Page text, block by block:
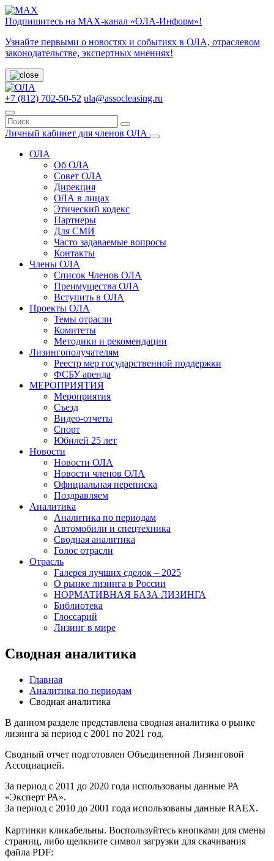
Подпишитесь на МАХ-канал «ОЛА-Информ»!
Узнайте первыми о новостях и событиях в ОЛА, отраслевом
законодательстве, экспертных мнениях!
+7 (812) 702-50-52 ula@assocleasing.ru
Личный кабинет для членов ОЛА
ОЛА
Об ОЛА
Совет ОЛА
Дирекция
ОЛА в лицах
Этический кодекс
Партнеры
Для СМИ
Часто задаваемые вопросы
Контакты
Члены ОЛА
Список Членов ОЛА
Преимущества ОЛА
Вступить в ОЛА
Проекты ОЛА
Темы отрасли
Комитеты
Методики и рекомендации
Лизингополучателям
Реестр мер государственной поддержки
ФСБУ аренда
МЕРОПРИЯТИЯ
Мероприятия
Съезд
Видео-отчеты
Спорт
Юбилей 25 лет
Новости
Новости ОЛА
Новости членов ОЛА
Официальная переписка
Поздравляем
Аналитика
Аналитика по периодам
Автомобили и спецтехника
Сводная аналитика
Голос отрасли
Отрасль
Галерея лучших сделок – 2025
О рынке лизинга в России
НОРМАТИВНАЯ БАЗА ЛИЗИНГА
Библиотека
Глоссарий
Лизинг в мире
Сводная аналитика
Главная
Аналитика по периодам
Сводная аналитика
В данном разделе представлена сводная аналитика о рынке
лизинга за период с 2001 по 2021 год.
Сводный отчет подготовлен Объединенной Лизинговой
Ассоциацией.
За период с 2011 до 2020 года использованы данные РА
«Эксперт РА».
За период с 2010 до 2001 года использованы данные RAEX.
Картинки кликабельны. Воспользуйтесь кнопками для смены
страниц, либо щелкните символ загрузки для скачивания
файла PDF: